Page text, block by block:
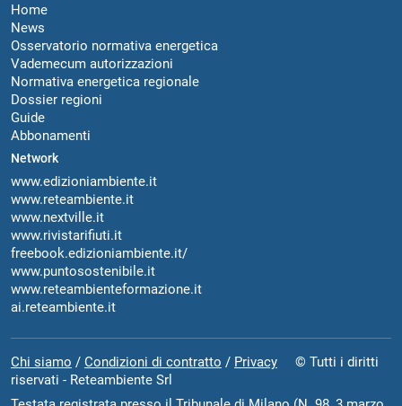
Home
News
Osservatorio normativa energetica
Vademecum autorizzazioni
Normativa energetica regionale
Dossier regioni
Guide
Abbonamenti
Network
www.edizioniambiente.it
www.reteambiente.it
www.nextville.it
www.rivistarifiuti.it
freebook.edizioniambiente.it/
www.puntosostenibile.it
www.reteambienteformazione.it
ai.reteambiente.it
Chi siamo / Condizioni di contratto / Privacy © Tutti i diritti
riservati - Reteambiente Srl